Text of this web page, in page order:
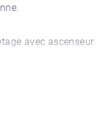
avec ascenseur
des matériaux
classement